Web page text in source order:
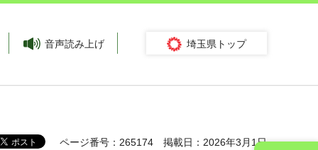
音声読み上げ 埼玉県トップ
ページ番号：265174 掲載日：2026年3月1日